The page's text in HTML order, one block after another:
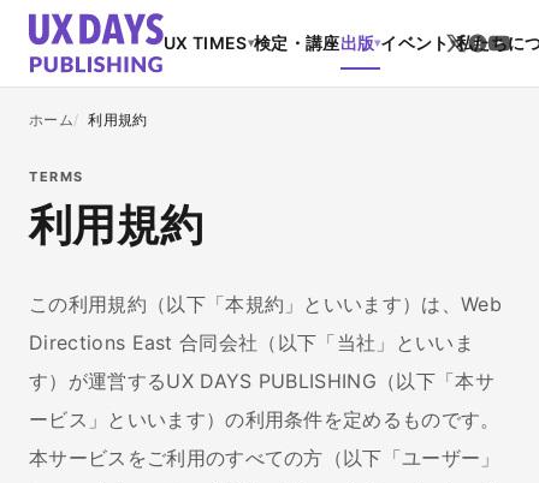
UX TIMES▾検定・講座出版▾イベント▾私たちに
ホーム 利用規約
TERMS
利用規約
この利用規約（以下「本規約」といいます）は、Web
Directions East 合同会社（以下「当社」といいま
す）が運営するUX DAYS PUBLISHING（以下「本サ
ービス」といいます）の利用条件を定めるものです。
本サービスをご利用のすべての方（以下「ユーザー」